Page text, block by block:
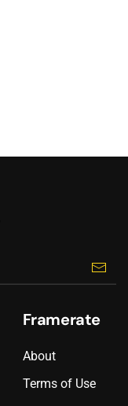
Framerate
About
Terms of Use